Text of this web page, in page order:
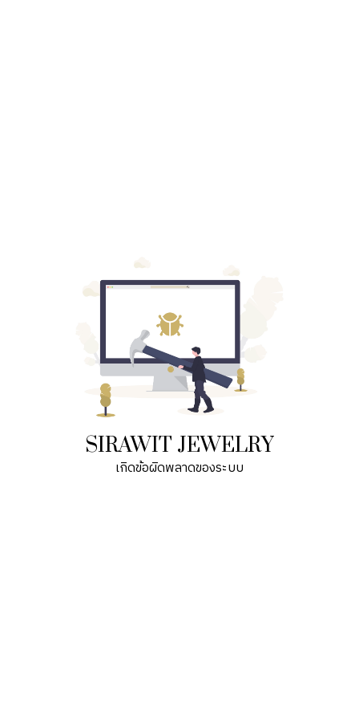
SIRAWIT JEWELRY
เกิดข้อผิดพลาดของระบบ